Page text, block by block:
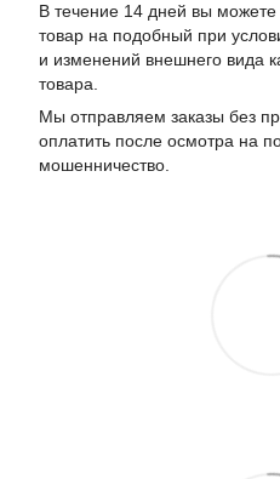
В течение 14 дней вы
товар на подобный при
и изменений внешнего вида
товара.
Мы отправляем заказы без
оплатить после осмотра на
мошенничество.